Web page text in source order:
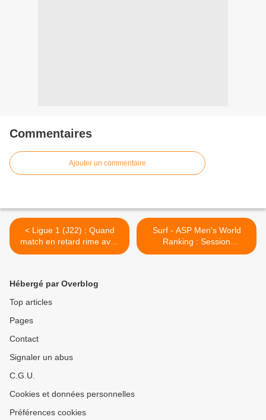
Commentaires
Ajouter un commentaire
< Ligue 1 (J22) : Quand
match en retard rime avec
creuser l’écart
Surf - ASP Men's World
Ranking : Session
rattrapage ! >
Hébergé par Overblog
Top articles
Pages
Contact
Signaler un abus
C.G.U.
Cookies et données personnelles
Préférences cookies